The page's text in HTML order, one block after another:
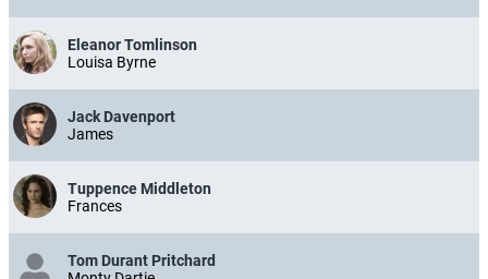
Eleanor Tomlinson
Louisa Byrne
Jack Davenport
James
Tuppence Middleton
Frances
Tom Durant Pritchard